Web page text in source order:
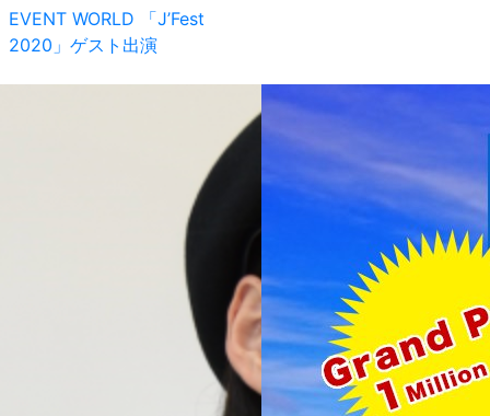
EVENT WORLD
「J’Fest
2020」ゲスト出演